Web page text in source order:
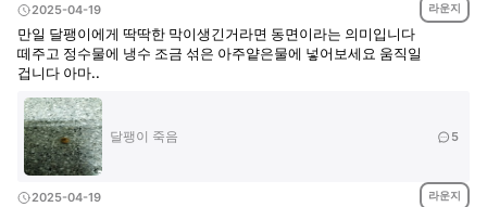
2025-04-19 라운지
만일 달팽이에게 딱딱한 막이생긴거라면 동면이라는 의미입니다
떼주고 정수물에 냉수 조금 섞은 아주얕은물에 넣어보세요 움직일
겁니다 아마..
달팽이 죽음 5
2025-04-19 라운지